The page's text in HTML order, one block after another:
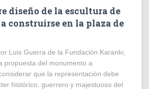
diseño de la escultura de
construirse en la plaza de
Luis Guerra de la Fundación Karanki,
propuesta del monumento a
que la representación debe
histórico, guerrero y majestuoso del